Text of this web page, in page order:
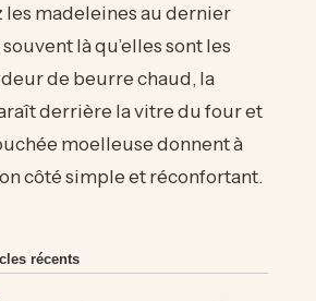
les madeleines au dernier
là qu’elles sont les
de beurre chaud, la
derrière la vitre du four et
moelleuse donnent à
côté simple et réconfortant.
récents